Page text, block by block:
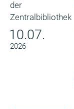
10.07.
2026